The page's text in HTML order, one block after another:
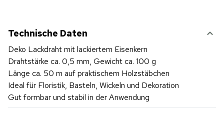
Technische Daten
Deko Lackdraht mit lackiertem Eisenkern
Drahtstärke ca. 0,5 mm, Gewicht ca. 100 g
Länge ca. 50 m auf praktischem Holzstäbchen
Ideal für Floristik, Basteln, Wickeln und Dekoration
Gut formbar und stabil in der Anwendung